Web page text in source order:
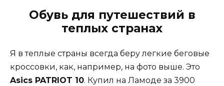
Обувь для путешествий в
теплых странах
Я в теплые страны всегда беру легкие беговые
кроссовки, как, например, на фото выше. Это
Asics PATRIOT 10. Купил на Ламоде за 3900